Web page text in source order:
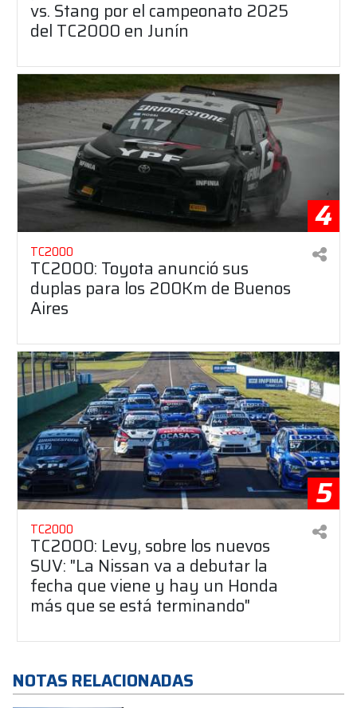
vs. Stang por el campeonato 2025
del TC2000 en Junín
4
TC2000
TC2000: Toyota anunció sus
duplas para los 200Km de Buenos
Aires
5
TC2000
TC2000: Levy, sobre los nuevos
SUV: "La Nissan va a debutar la
fecha que viene y hay un Honda
más que se está terminando"
NOTAS RELACIONADAS